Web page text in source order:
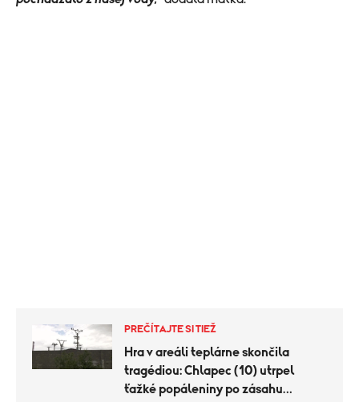
PREČÍTAJTE SI TIEŽ
Hra v areáli teplárne skončila
tragédiou: Chlapec (10) utrpel
ťažké popáleniny po zásahu